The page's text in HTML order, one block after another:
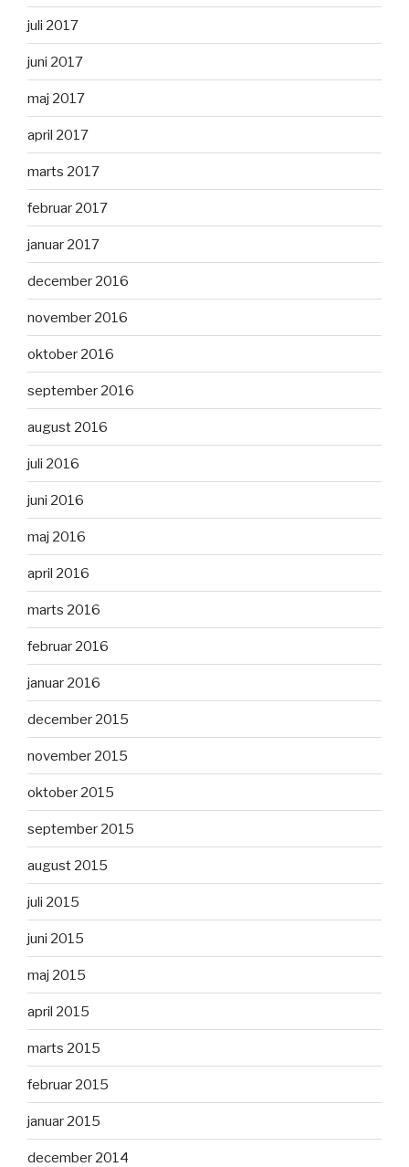
juli 2017
juni 2017
maj 2017
april 2017
marts 2017
februar 2017
januar 2017
december 2016
november 2016
oktober 2016
september 2016
august 2016
juli 2016
juni 2016
maj 2016
april 2016
marts 2016
februar 2016
januar 2016
december 2015
november 2015
oktober 2015
september 2015
august 2015
juli 2015
juni 2015
maj 2015
april 2015
marts 2015
februar 2015
januar 2015
december 2014